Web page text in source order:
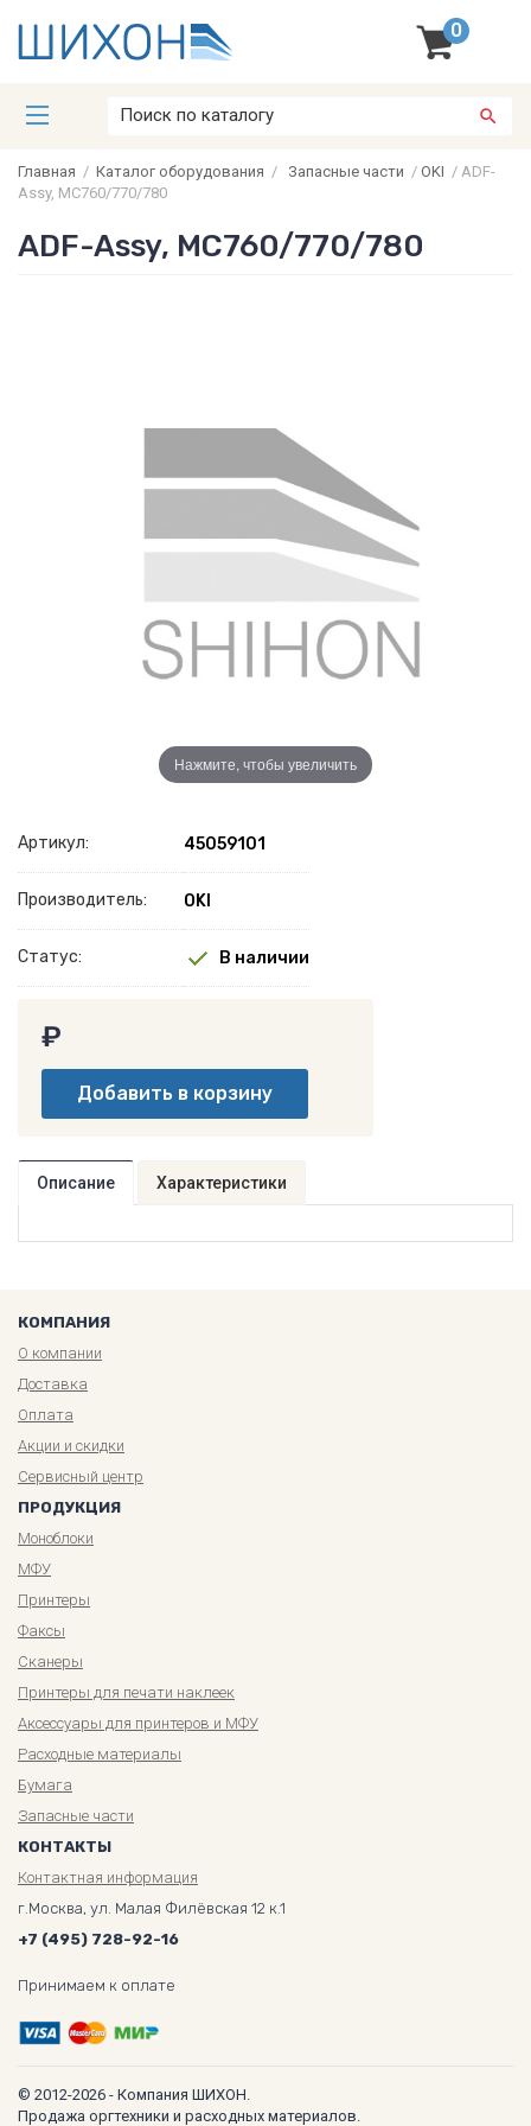
0
Главная / Каталог оборудования / Запасные части / OKI / ADF-
Assy, MC760/770/780
ADF-Assy, MC760/770/780
Нажмите, чтобы увеличить
Артикул: 45059101
Производитель: OKI
Статус: В наличии
₽
Описание Характеристики
КОМПАНИЯ
О компании
Доставка
Оплата
Акции и скидки
Сервисный центр
ПРОДУКЦИЯ
Моноблоки
МФУ
Принтеры
Факсы
Сканеры
Принтеры для печати наклеек
Аксессуары для принтеров и МФУ
Расходные материалы
Бумага
Запасные части
КОНТАКТЫ
Контактная информация
г.Москва, ул. Малая Филёвская 12 к.1
+7 (495) 728-92-16
Принимаем к оплате
© 2012-2026 - Компания ШИХОН.
Продажа оргтехники и расходных материалов.